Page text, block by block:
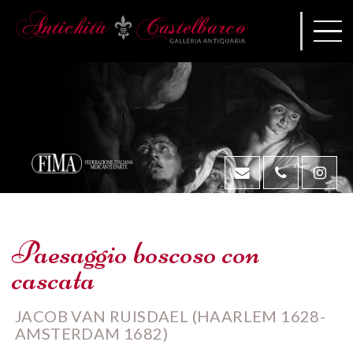
Paesaggio boscoso con
cascata
JACOB VAN RUISDAEL (HAARLEM 1628-
AMSTERDAM 1682)